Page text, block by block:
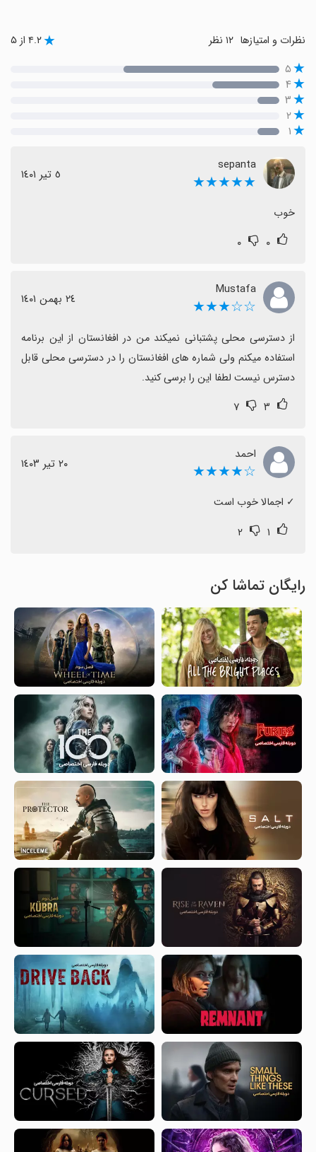
نظرات و امتیازها ۴.۲ از ۵
۵
۴
۳
۲
۱
sepanta
★★★★★ ٥ تیر ١٤٠١
خوب
۰ ۰
Mustafa
☆☆★★★ ٢٤ بهمن ١٤٠١
دسترس نیست لطفا این را برسی کنید.
۳ ۷
احمد
☆★★★★ ٢٠ تیر ١٤٠٣
‏✓ اجمالا خوب است
۱ ۲
رایگان تماشا کن